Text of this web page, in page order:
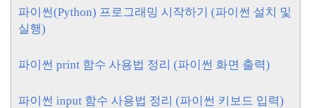
파이썬(Python) 프로그래밍 시작하기 (파이썬 설치 및
실행)
파이썬 print 함수 사용법 정리 (파이썬 화면 출력)
파이썬 input 함수 사용법 정리 (파이썬 키보드 입력)